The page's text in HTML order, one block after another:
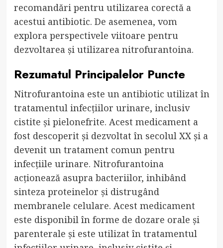
recomandări pentru utilizarea corectă a
acestui antibiotic. De asemenea, vom
explora perspectivele viitoare pentru
dezvoltarea și utilizarea nitrofurantoina.
Rezumatul Principalelor Puncte
Nitrofurantoina este un antibiotic utilizat în
tratamentul infecțiilor urinare, inclusiv
cistite și pielonefrite. Acest medicament a
fost descoperit și dezvoltat în secolul XX și a
devenit un tratament comun pentru
infecțiile urinare. Nitrofurantoina
acționează asupra bacteriilor, inhibând
sinteza proteinelor și distrugând
membranele celulare. Acest medicament
este disponibil în forme de dozare orale și
parenterale și este utilizat în tratamentul